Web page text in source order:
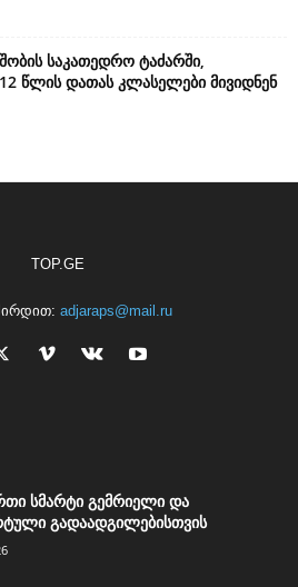
საკათედრო ტაძარში,
წლის დათას კლასელები მივიდნენ
adjaraps@mail.ru
სმარტი გემრიელი და
გადაადგილებისთვის